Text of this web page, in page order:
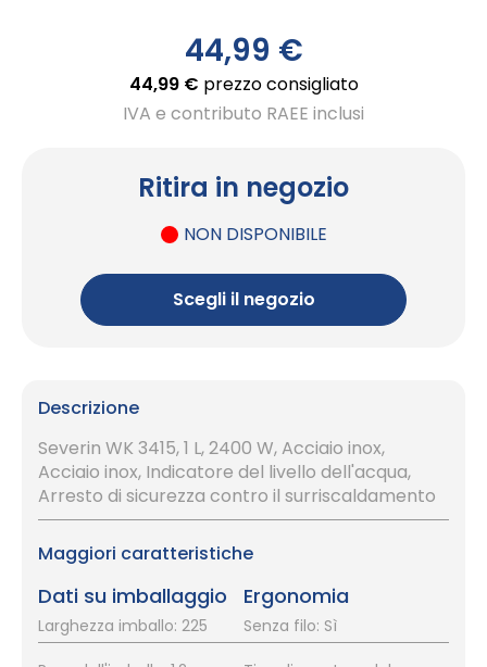
44,99 €
44,99 € prezzo consigliato
IVA e contributo RAEE inclusi
Ritira in negozio
NON DISPONIBILE
Scegli il negozio
Descrizione
Severin WK 3415, 1 L, 2400 W, Acciaio inox,
Acciaio inox, Indicatore del livello dell'acqua,
Arresto di sicurezza contro il surriscaldamento
Maggiori caratteristiche
Dati su imballaggio
Larghezza imballo: 225
Ergonomia
Senza filo: Sì